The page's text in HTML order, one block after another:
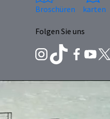
Broschüren
karten
Folgen Sie uns